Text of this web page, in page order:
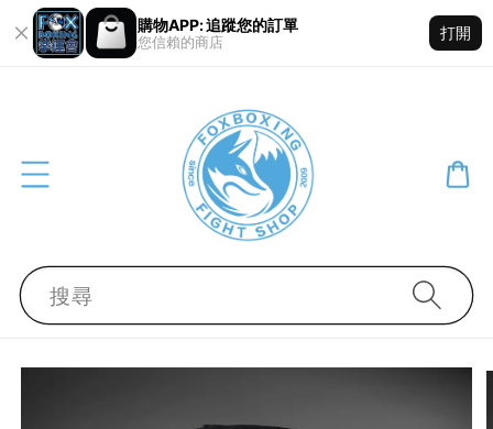
購物APP: 追蹤您的訂單
您信賴的商店
打開
搜尋